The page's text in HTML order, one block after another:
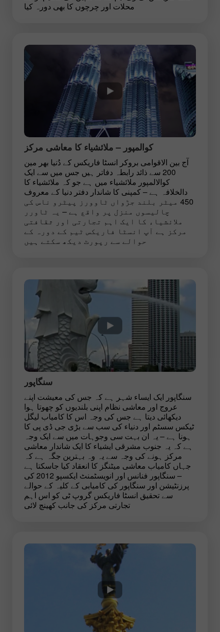
محلات اور چرچوں کا بھی دورہ کیا
کوالمپور – ملائشیاء کا معاشی مرکز
آج بین الاقوامی بروکر انسٹا فاریکس کے دُنیا بھر مین
200 سے ذائد رابطہ دفاتر ہیں جس میں سے ایک
کوالالمپور ملائشیاء میں ہے جو کہ ملائشیاء کا
دالخلافہ ہے – کمپنی کا شاندار دفتر دنیا کے معروف
450 میٹر بلند جڑواں ٹاوورز پیٹرو ناس کی
چالیسوں منزل پر واقع ہے – یہ ٹاورر
ملائشیاء کا ایک اہم تجارتی اور ثقافتی
مرکز ہے آپ انسٹا فاریکس ٹیم کے دورہ کے
حوالے سے رپورٹ دیکھ سکتے ہیں
سنگاپور
سنگاپور ایک ایساء شہر ہے کہ جس کی معیشت اپنے
عروج اور معاشی نظام اپنی بلندیوں کو چھوتا ہوا
دیکھائی دیتا ہے جس کی وجہ اس کا کامیاب لیگل
ٹیکس سسٹم اور دنیاء کی سب سے بڑی جی ڈی پی کا
ہونا ہے – یہ ان بہت سی وجوہات میں سے ایک وجہ
ہے کہ یہ جنوب مشرقی ایشیاء کا ایک شاندار معاشی
مرکز ہونے کی وجہ سے یہ وہ بہترین جگہ ہے کہ
جہاں کامیاب معاشی میٹنگز کا انعقاد کیا جاسکتا ہے
– سنگاپور فنانس اور انویسٹمنٹ ایکسپو 2012 کی
پرزنٹیشن اور سنگاپور کی کامیابی کے کلیہ کے حوالے
سے تحقیق انسٹا فاریکس گروپ ٹی کو اس اہم
تجارتی مرکز کی جانب کھینچ لائی